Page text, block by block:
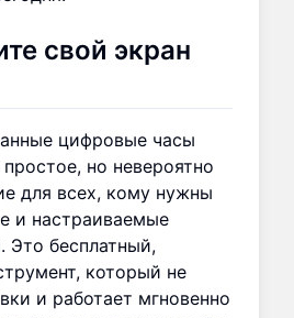
свой экран
цифровые часы
но невероятно
для всех, кому нужны
и настраиваемые
Это бесплатный,
который не
и работает мгновенно